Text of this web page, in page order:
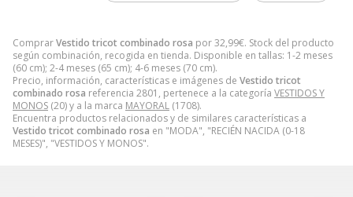
ComprarVestido tricot combinado rosa por32,99€. Stock del producto
según combinación, recogida en tienda. Disponible en tallas: 1-2 meses
(60 cm); 2-4 meses (65 cm); 4-6 meses (70 cm).
Precio, información, características e imágenes de Vestido tricot
combinado rosa referencia 2801, pertenece a la categoría VESTIDOS Y
MONOS (20) y a la marca MAYORAL (1708).
Encuentra productos relacionados y de similares características a
Vestido tricot combinado rosa en "MODA", "RECIÉN NACIDA (0-18
MESES)", "VESTIDOS Y MONOS".